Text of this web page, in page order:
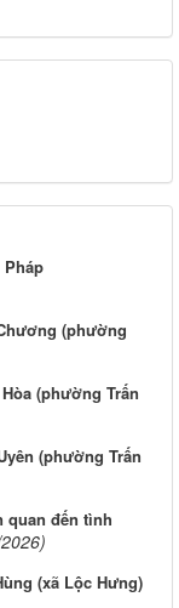
(phường
(phường Trấn
(phường Trấn
quan đến tình
(xã Lộc Hưng)